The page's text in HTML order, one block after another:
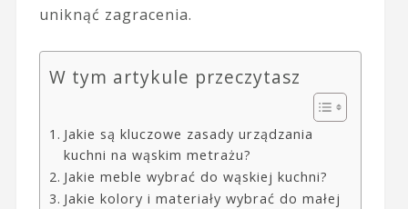
uniknąć zagracenia.
W tym artykule przeczytasz
Jakie są kluczowe zasady urządzania
kuchni na wąskim metrażu?
Jakie meble wybrać do wąskiej kuchni?
Jakie kolory i materiały wybrać do małej